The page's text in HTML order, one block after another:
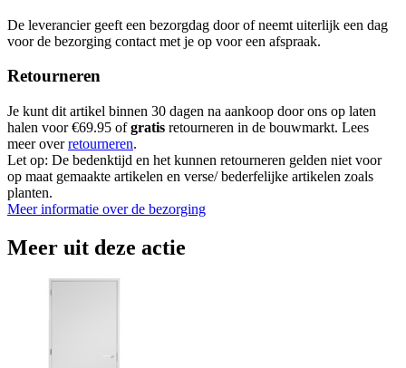
De leverancier geeft een bezorgdag door of neemt uiterlijk een dag
voor de bezorging contact met je op voor een afspraak.
Retourneren
Je kunt dit artikel binnen 30 dagen na aankoop door ons op laten
halen voor €69.95 ofgratis retourneren in de bouwmarkt. Lees
meer overretourneren.
Let op: De bedenktijd en het kunnen retourneren gelden niet voor
op maat gemaakte artikelen en verse/ bederfelijke artikelen zoals
planten.
Meer informatie over de bezorging
Meer uit deze actie